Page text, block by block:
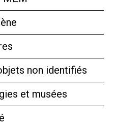
non identifiés
et musées